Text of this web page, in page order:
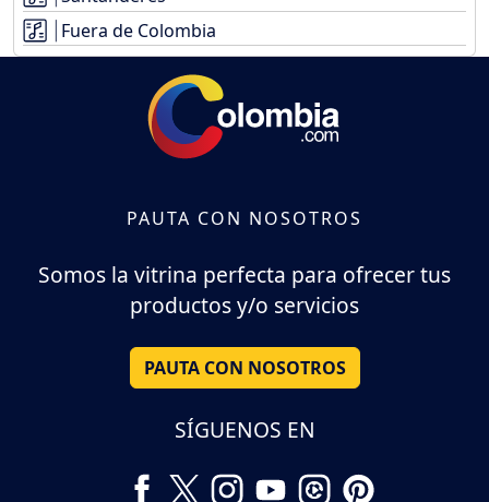
Fuera de Colombia
PAUTA CON NOSOTROS
Somos la vitrina perfecta para ofrecer tus
productos y/o servicios
PAUTA CON NOSOTROS
SÍGUENOS EN